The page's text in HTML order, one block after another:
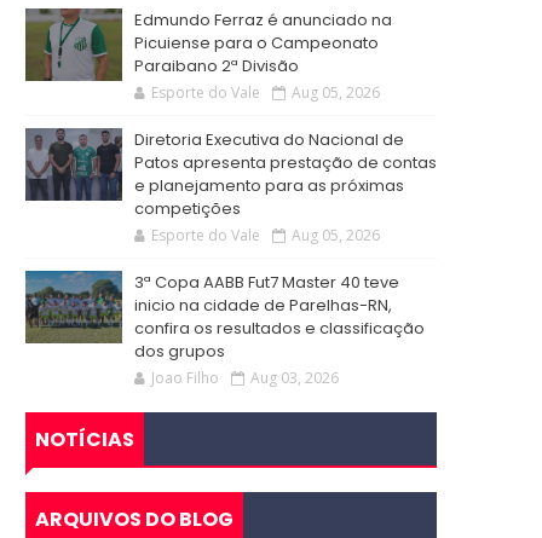
Edmundo Ferraz é anunciado na
Picuiense para o Campeonato
Paraibano 2ª Divisão
Esporte do Vale Aug 05, 2026
Diretoria Executiva do Nacional de
Patos apresenta prestação de contas
e planejamento para as próximas
competições
Esporte do Vale Aug 05, 2026
3ª Copa AABB Fut7 Master 40 teve
inicio na cidade de Parelhas-RN,
confira os resultados e classificação
dos grupos
Joao Filho Aug 03, 2026
NOTÍCIAS
ARQUIVOS DO BLOG